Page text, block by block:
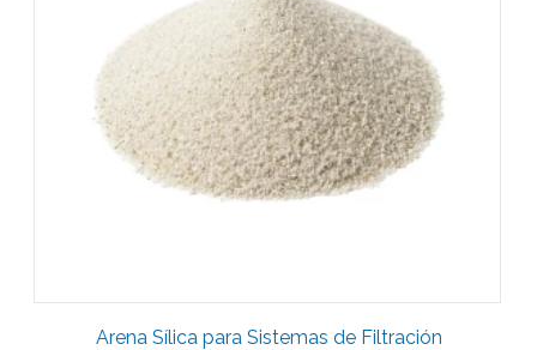
Arena Sílica para Sistemas de Filtración